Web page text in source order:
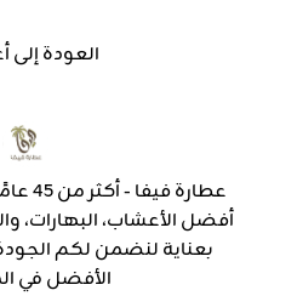
العودة إلى
أفضل الأعشاب، البهارات،
بعناية لنضمن لكم الجودة
الأفضل في